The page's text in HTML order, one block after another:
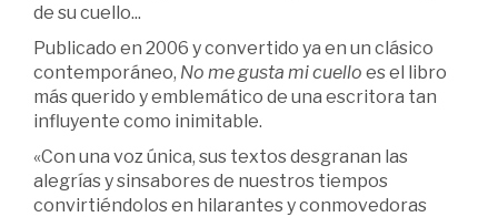
de su cuello...
Publicado en 2006 y convertido ya en un clásico
contemporáneo, No me gusta mi cuello es el libro
más querido y emblemático de una escritora tan
influyente como inimitable.
«Con una voz única, sus textos desgranan las
alegrías y sinsabores de nuestros tiempos
convirtiéndolos en hilarantes y conmovedoras